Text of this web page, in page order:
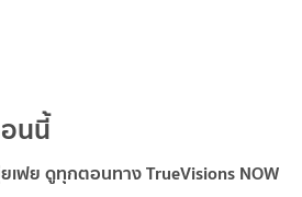
นนี้
เฟย ดูทุกตอนทาง TrueVisions NOW